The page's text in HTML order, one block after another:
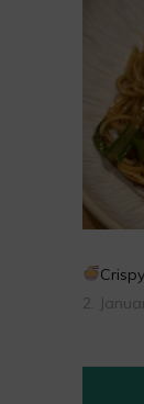
2.